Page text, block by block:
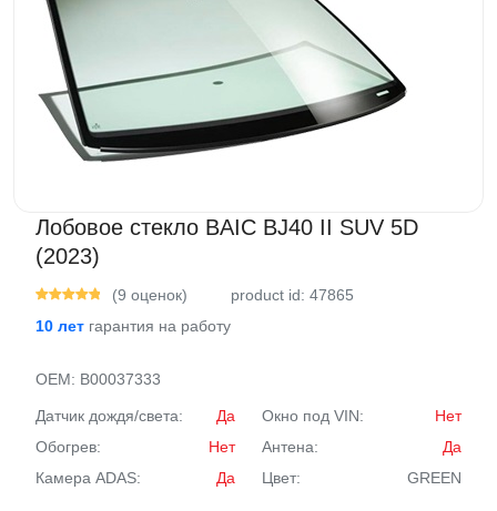
Лобовое стекло BAIC BJ40 II SUV 5D
(2023)
(9 оценок)
product id: 47865
10 лет гарантия на работу
OEM: B00037333
Датчик дождя/света: Да Окно под VIN:
Нет
Обогрев:
Нет Антена:
Да
Камера ADAS:
Да Цвет: GREEN